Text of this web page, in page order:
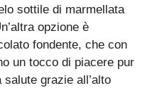
sottile di marmellata
opzione è
fondente, che con
un tocco di piacere pur
grazie all’alto